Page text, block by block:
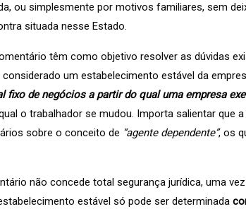
ou simplesmente por motivos familiares, sem
situada nesse Estado.
têm como objetivo resolver as dúvidas
um estabelecimento estável da
fixo de negócios a partir do qual uma empresa
o trabalhador se mudou. Importa salientar que a
sobre o conceito de “agente dependente”, os
não concede total segurança jurídica, uma vez
estável só pode ser determinada